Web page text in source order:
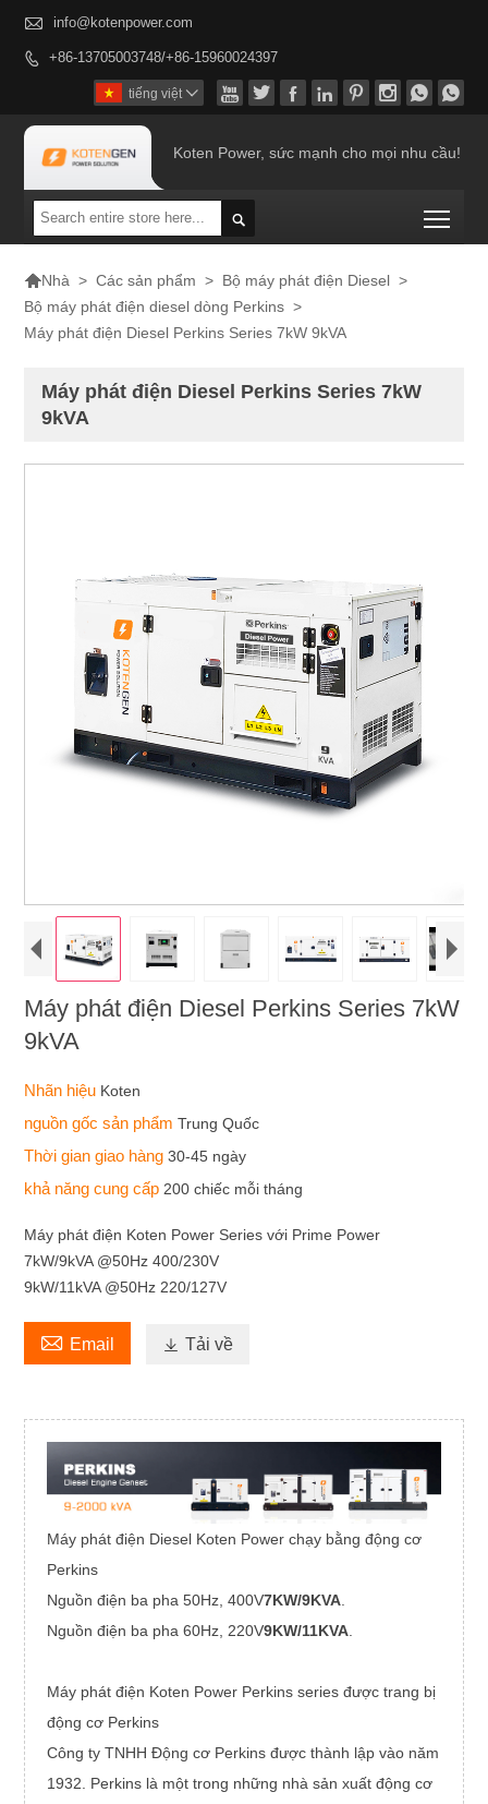
 info@kotenpower.com
 +86-13705003748/+86-15960024397
       
tiếng việt 
Koten Power, sức mạnh cho mọi nhu cầu!

Nhà > Các sản phẩm > Bộ máy phát điện Diesel >
Bộ máy phát điện diesel dòng Perkins >
Máy phát điện Diesel Perkins Series 7kW 9kVA
Máy phát điện Diesel Perkins Series 7kW
9kVA
Máy phát điện Diesel Perkins Series 7kW
9kVA
Nhãn hiệu Koten
nguồn gốc sản phẩmTrung Quốc
Thời gian giao hàng30-45 ngày
khả năng cung cấp 200 chiếc mỗi tháng
Máy phát điện Koten Power Series với Prime Power
7kW/9kVA @50Hz 400/230V
9kW/11kVA @50Hz 220/127V
 Email  Tải về
Máy phát điện Diesel Koten Power chạy bằng động cơ
Perkins
Nguồn điện ba pha 50Hz, 400V7KW/9KVA.
Nguồn điện ba pha 60Hz, 220V9KW/11KVA.
Máy phát điện Koten Power Perkins series được trang bị
động cơ Perkins
Công ty TNHH Động cơ Perkins được thành lập vào năm
1932. Perkins là một trong những nhà sản xuất động cơ